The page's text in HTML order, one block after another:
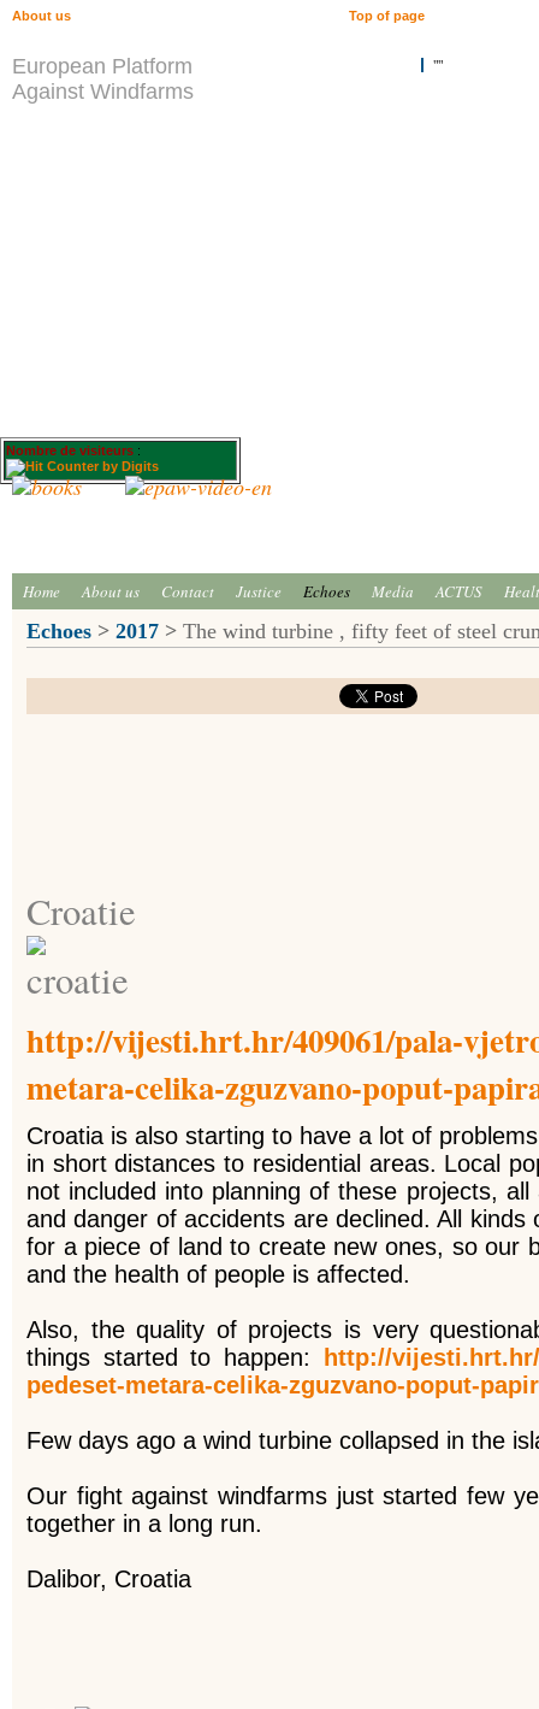
European Platform
Against Windfarms
""
Nombre de visiteurs :
Home About us Contact Justice Echoes Media ACTUS
Echoes > 2017 > The wind turbine , fifty feet of steel
Croatie
http://vijesti.hrt.hr/409061/pala-
metara-celika-zguzvano-poput-
Croatia is also starting to have a lot of
in short distances to residential areas. Local
not included into planning of these projects,
and danger of accidents are declined. All
for a piece of land to create new ones, so our
and the health of people is affected.
Also, the quality of projects is very
things started to happen:
http://
pedeset-metara-celika-zguzvano-poput-
Few days ago a wind turbine collapsed in the
Our fight against windfarms just started few
together in a long run.
Dalibor, Croatia
Top of page
About us